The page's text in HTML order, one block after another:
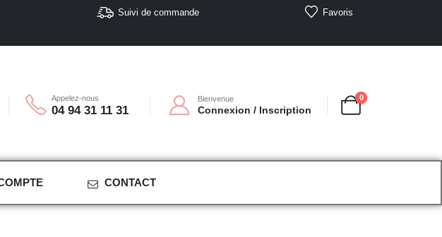
Suivi de commande Favoris
Appelez-nous
04 94 31 11 31
Bienvenue
Connexion / Inscription
0
CONTACT